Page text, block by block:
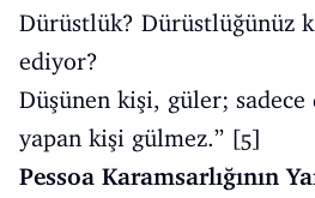
Dürüstlük? Dürüstlüğünüz
ediyor?
Düşünen kişi, güler;
yapan kişi gülmez.” [5]
Pessoa Karamsarlığının